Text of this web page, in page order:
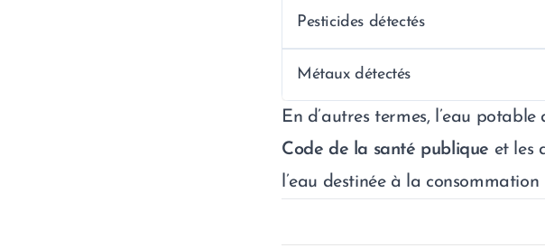
Pesticides détectés
Métaux détectés
En d’autres termes, l’eau
Code de la santé publique et les
l’eau destinée à la consommation